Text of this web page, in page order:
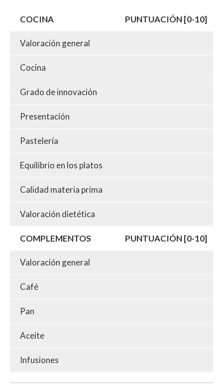
COCINA PUNTUACIÓN [0-10]
Valoración general
Cocina
Grado de innovación
Presentación
Pastelería
Equilibrio en los platos
Calidad materia prima
Valoración dietética
COMPLEMENTOS PUNTUACIÓN [0-10]
Valoración general
Café
Pan
Aceite
Infusiones